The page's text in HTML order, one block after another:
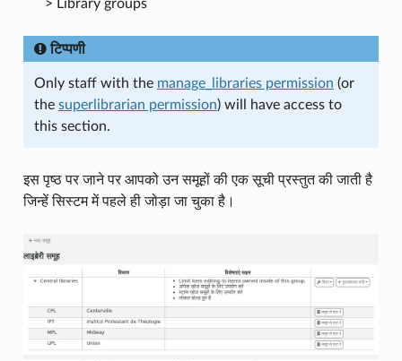
> Library groups
टिप्पणी
Only staff with the manage_libraries permission (or
the superlibrarian permission) will have access to
this section.
इस पृष्ठ पर जाने पर आपको उन समूहों की एक सूची प्रस्तुत की जाती है
जिन्हें सिस्टम में पहले ही जोड़ा जा चुका है।